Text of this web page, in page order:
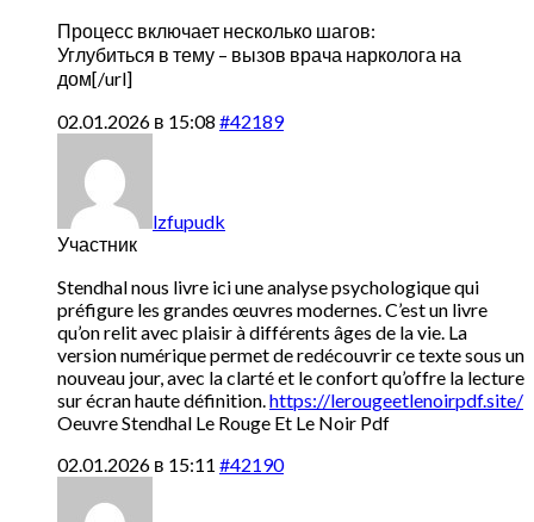
Процесс включает несколько шагов:
Углубиться в тему – вызов врача нарколога на
дом[/url]
02.01.2026 в 15:08 #42189
lzfupudk
Участник
Stendhal nous livre ici une analyse psychologique qui
préfigure les grandes œuvres modernes. C’est un livre
qu’on relit avec plaisir à différents âges de la vie. La
version numérique permet de redécouvrir ce texte sous un
nouveau jour, avec la clarté et le confort qu’offre la lecture
sur écran haute définition.https://lerougeetlenoirpdf.site/
Oeuvre Stendhal Le Rouge Et Le Noir Pdf
02.01.2026 в 15:11 #42190